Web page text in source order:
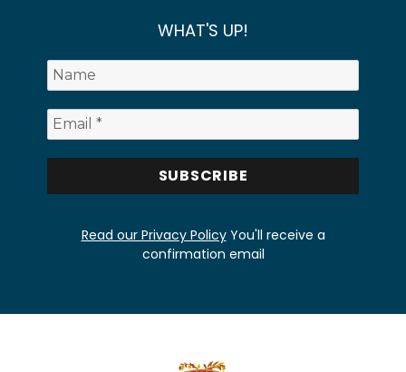
WHAT'S UP!
Read our Privacy PolicyYou'll receive a
confirmation email